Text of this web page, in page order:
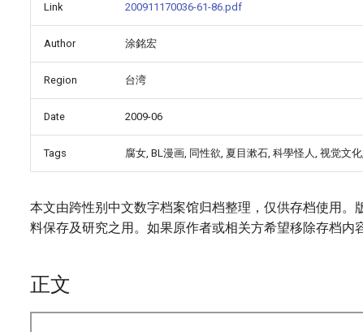
Link
200911170036-61-86.pdf
Author 涂銘宏
Region 台湾
Date 2009-06
Tags 腐女, BL漫画, 同性欲, 夏目漱石, 科學怪人, 视觉文
本文由跨性别中文数字档案馆归档整理，仅供存档使用。
料保存及研究之用。如果原作者或相关方希望移除存档内
正文